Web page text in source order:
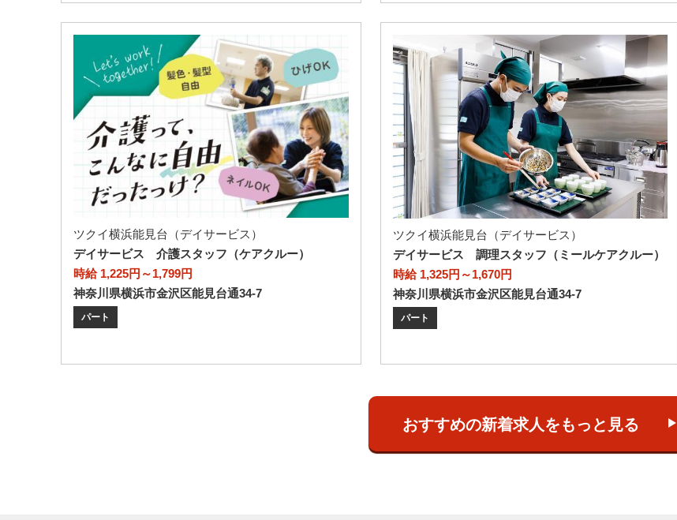
ツクイ横浜能見台（デイサービス）
デイサービス 介護スタッフ（ケアクルー）
時給 1,225円～1,799円
神奈川県横浜市金沢区能見台通34-7
パート
ツクイ横浜能見台（デイサービス）
デイサービス 調理スタッフ（ミールケアクルー）
時給 1,325円～1,670円
神奈川県横浜市金沢区能見台通34-7
パート
おすすめの新着求人をもっと見る